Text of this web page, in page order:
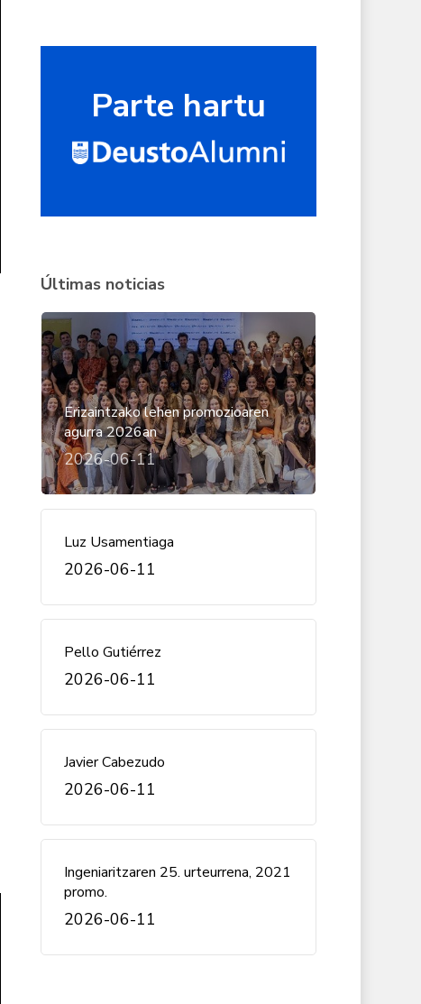
Parte hartu
Últimas noticias
Erizaintzako lehen promozioaren
agurra 2026an
2026-06-11
Luz Usamentiaga
2026-06-11
Pello Gutiérrez
2026-06-11
Javier Cabezudo
2026-06-11
Ingeniaritzaren 25. urteurrena, 2021
promo.
2026-06-11